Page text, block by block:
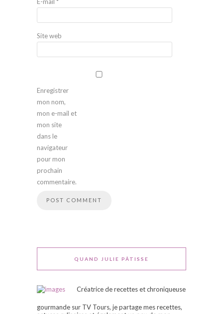
Site web
Enregistrer
mon nom,
mon e-mail et
mon site
dans le
navigateur
pour mon
prochain
commentaire.
QUAND JULIE PÂTISSE
Créatrice de recettes et chroniqueuse
gourmande sur TV Tours, je partage mes recettes,